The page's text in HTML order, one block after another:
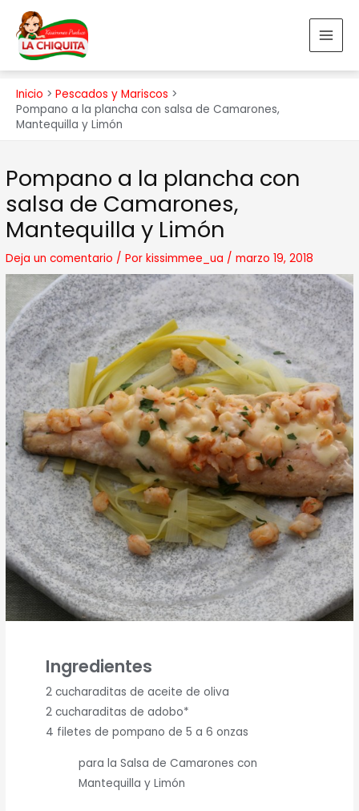
contenido
Inicio
Pescados y Mariscos
Pompano a la plancha con salsa de Camarones,
Mantequilla y Limón
Pompano a la plancha con
salsa de Camarones,
Mantequilla y Limón
Deja un comentario / Porkissimmee_ua /marzo 19, 2018
Ingredientes
2 cucharaditas de aceite de oliva
2 cucharaditas de adobo*
4 filetes de pompano de 5 a 6 onzas
para la Salsa de Camarones con
Mantequilla y Limón
de
entradas